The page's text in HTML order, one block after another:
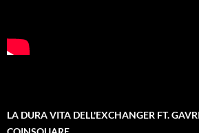
LA DURA VITA DELL'EXCHANGER FT.